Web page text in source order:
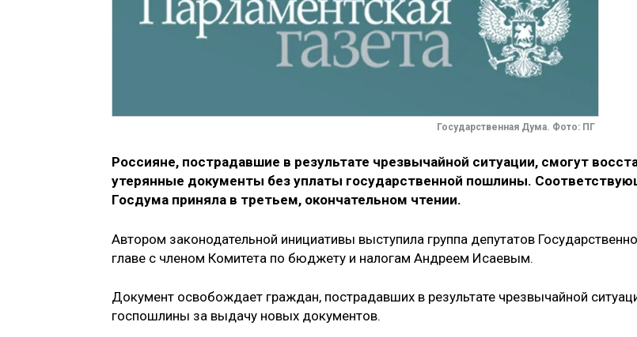
Государственная Дума. Фото: ПГ
Россияне, пострадавшие в результате чрезвычайной ситуации, смогут
утерянные документы без уплаты государственной пошлины.
Госдума приняла в третьем, окончательном чтении.
Автором законодательной инициативы выступила группа депутатов
главе с членом Комитета по бюджету и налогам Андреем Исаевым.
Документ освобождает граждан, пострадавших в результате чрезвычайной
госпошлины за выдачу новых документов.